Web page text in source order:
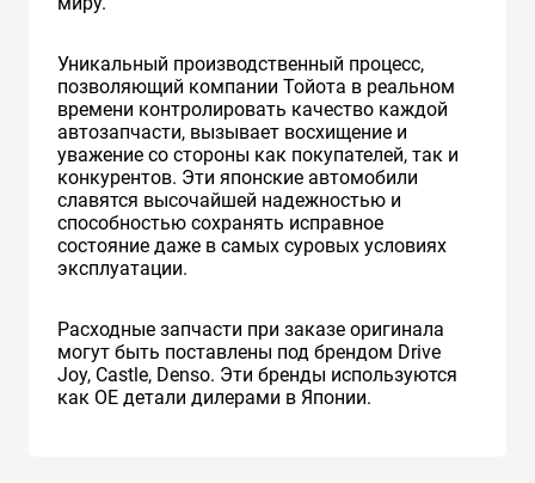
Уникальный производственный процесс,
позволяющий компании Тойота в реальном
времени контролировать качество каждой
автозапчасти, вызывает восхищение и
уважение со стороны как покупателей, так и
конкурентов. Эти японские автомобили
славятся высочайшей надежностью и
способностью сохранять исправное
состояние даже в самых суровых условиях
эксплуатации.
Расходные запчасти при заказе оригинала
могут быть поставлены под брендом Drive
Joy, Castle, Denso. Эти бренды используются
как ОЕ детали дилерами в Японии.